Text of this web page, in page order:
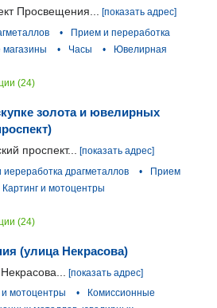
Просвещения...
[показать адрес]
•
Прием и переработка
• Часы •
Ювелирная
(24)
золота и ювелирных
проспект...
[показать адрес]
драгметаллов •
Прием
Картинг и мотоцентры
(24)
(улица Некрасова)
[показать адрес]
и мотоцентры •
Комиссионные